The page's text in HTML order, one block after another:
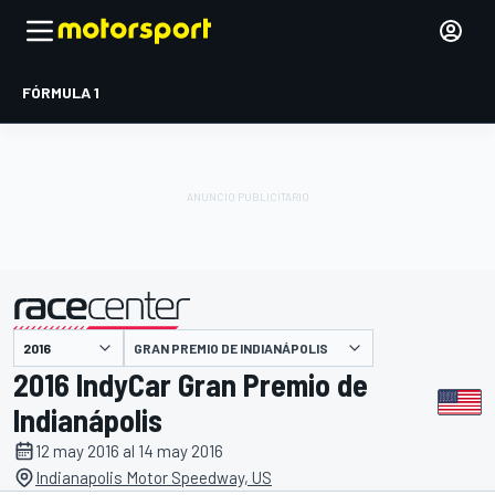
FÓRMULA 1
presentado por GRAN PREMIO DE INDIANÁPOLIS
2016 IndyCar Gran Premio de
Indianápolis
12 may 2016 al 14 may 2016
Indianapolis Motor Speedway, US